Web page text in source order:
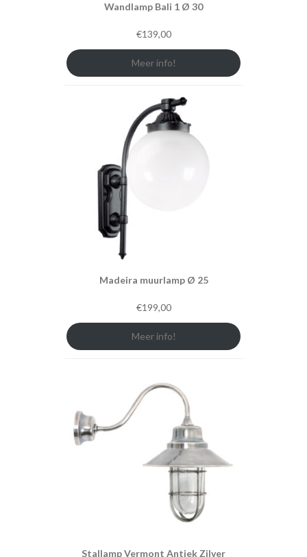
Wandlamp Bali 1 Ø 30
€139,00
Meer info!
Madeira muurlamp Ø 25
€199,00
Meer info!
Stallamp Vermont Antiek Zilver